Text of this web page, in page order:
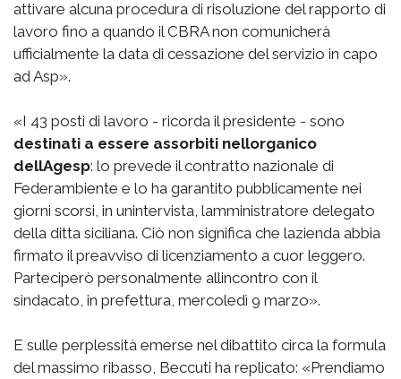
attivare alcuna procedura di risoluzione del rapporto di
lavoro fino a quando il CBRA non comunicherà
ufficialmente la data di cessazione del servizio in capo
ad Asp».
«I 43 posti di lavoro - ricorda il presidente - sono
destinati a essere assorbiti nellorganico
dellAgesp: lo prevede il contratto nazionale di
Federambiente e lo ha garantito pubblicamente nei
giorni scorsi, in unintervista, lamministratore delegato
della ditta siciliana. Ciò non significa che lazienda abbia
firmato il preavviso di licenziamento a cuor leggero.
Parteciperò personalmente allincontro con il
sindacato, in prefettura, mercoledì 9 marzo».
E sulle perplessità emerse nel dibattito circa la formula
del massimo ribasso, Beccuti ha replicato: «Prendiamo